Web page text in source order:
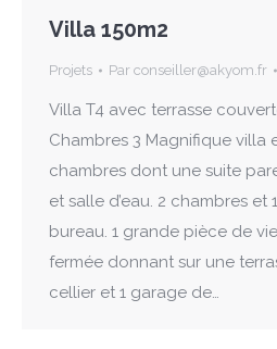
Villa 150m2
Projets Par conseiller@akyom.fr
Villa T4 avec terrasse
Chambres 3 Magnifique villa
chambres dont une suite
et salle d’eau. 2 chambres et
bureau. 1 grande pièce de
fermée donnant sur une
cellier et 1 garage de…